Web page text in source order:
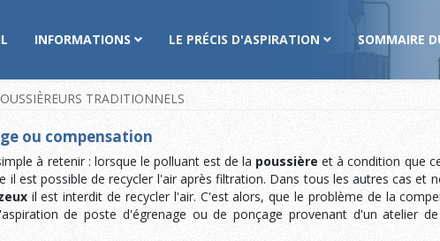
INFORMATIONS LE PRÉCIS D'ASPIRATION SOMMAIRE
TRADITIONNELS
ou compensation
à retenir : lorsque le polluant est de la poussière et à condition que
il est possible de recycler l'air après filtration. Dans tous les autres cas et
il est interdit de recycler l'air. C'est alors, que le problème de la
de poste d'égrenage ou de ponçage provenant d'un atelier